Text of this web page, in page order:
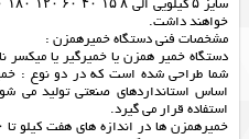
خواهند داشت.
مشخصات فنی دستگاه خمیرهمزن :
دستگاه خمیر همزن یا خمیرگیر یا میکسر
شما طراحی شده است که در دو نوع :
اساس استانداردهای صنعتی تولید می
استفاده قرار می گیرد.